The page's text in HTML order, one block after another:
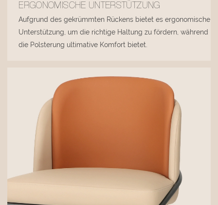
ERGONOMISCHE UNTERSTÜTZUNG
Aufgrund des gekrümmten Rückens bietet es ergonomische
Unterstützung, um die richtige Haltung zu fördern, während
die Polsterung ultimative Komfort bietet.